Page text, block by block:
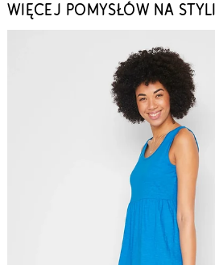
WIĘCEJ POMYSŁÓW NA